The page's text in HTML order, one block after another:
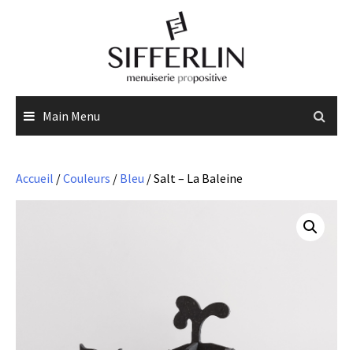
Main Menu
Accueil /Couleurs / Bleu / Salt – La Baleine